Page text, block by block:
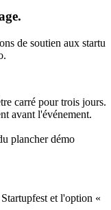
de soutien aux
carré pour trois jours.
avant l'événement.
plancher démo
et l'option «